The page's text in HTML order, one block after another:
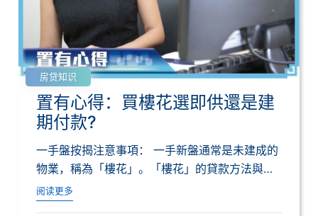
房贷知识
置有心得：買樓花選即供還是建
期付款?
一手盤按揭注意事項： 一手新盤通常是未建成的
物業，稱為「樓花」。「樓花」的貸款方法與現
樓及...
阅读更多